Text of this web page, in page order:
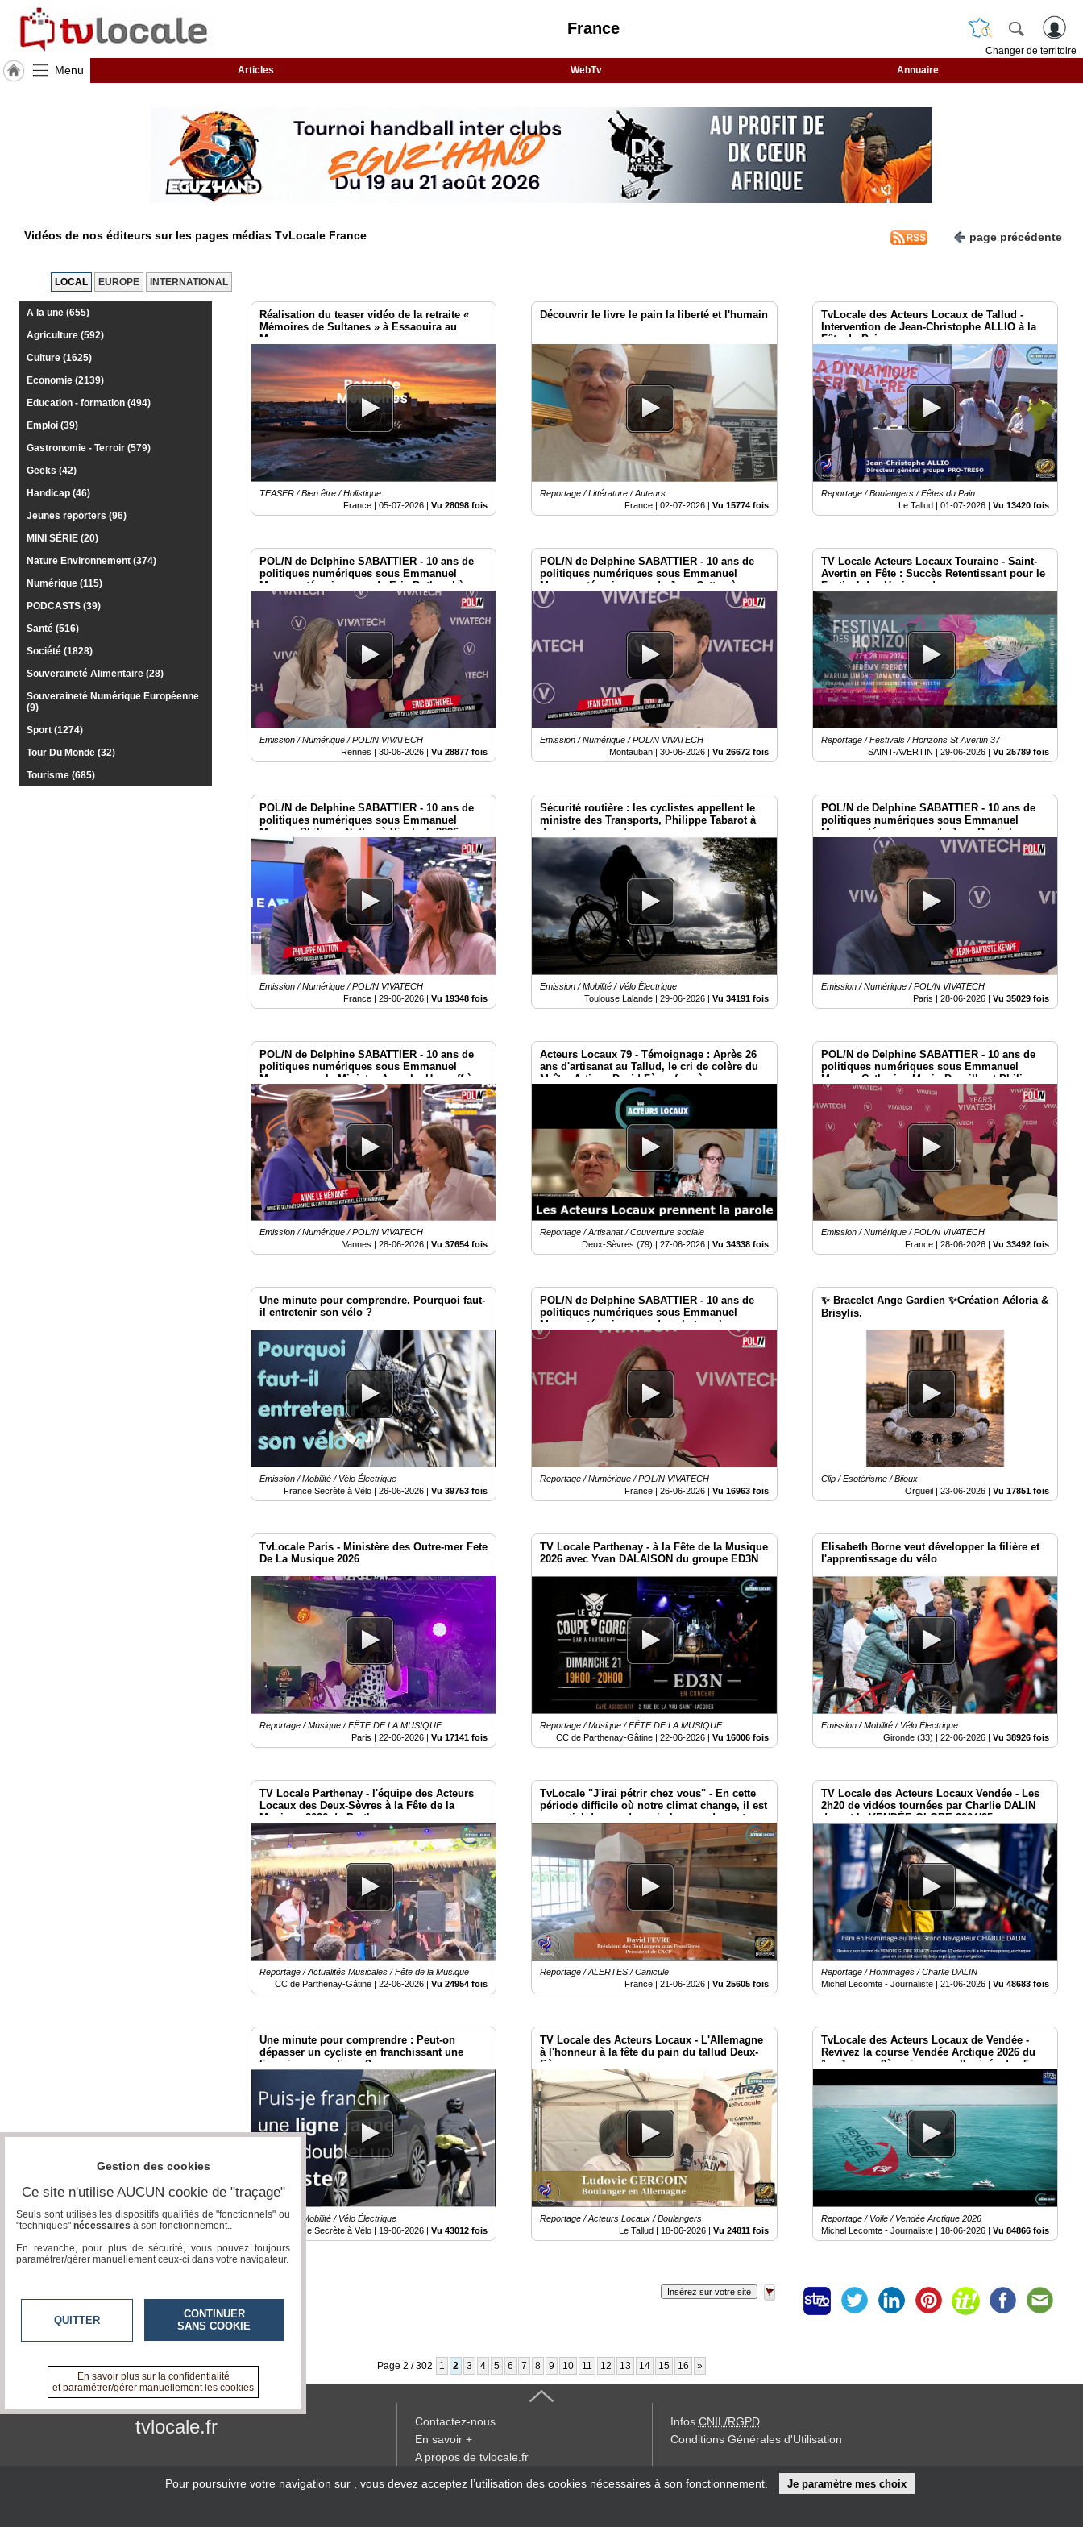
France
Changer de territoire
Menu Articles WebTv Annuaire
RUBRIQUES
Gazette
Vidéos
Blogs
Inscription
Accès
éditeur
Vidéos de nos éditeurs sur les pages médias TvLocale France page précédente
LOCAL EUROPE INTERNATIONAL
A la une (655)
Agriculture (592)
Culture (1625)
Economie (2139)
Education - formation (494)
Emploi (39)
Gastronomie - Terroir (579)
Geeks (42)
Handicap (46)
Jeunes reporters (96)
MINI SÉRIE (20)
Nature Environnement (374)
Numérique (115)
PODCASTS (39)
Santé (516)
Société (1828)
Souveraineté Alimentaire (28)
Souveraineté Numérique Européenne
(9)
Sport (1274)
Tour Du Monde (32)
Tourisme (685)
Réalisation du teaser vidéo de la retraite «
Mémoires de Sultanes » à Essaouira au
Maroc
TEASER / Bien être / Holistique
France |05-07-2026 |Vu 28098 fois
Découvrir le livre le pain la liberté et l'humain
Reportage / Littérature / Auteurs
France | 02-07-2026| Vu 15774 fois
TvLocale des Acteurs Locaux de Tallud -
Intervention de Jean-Christophe ALLIO à la
Fête du Pain
Reportage / Boulangers / Fêtes du Pain
Le Tallud |01-07-2026 |Vu 13420 fois
POL/N de Delphine SABATTIER - 10 ans de
politiques numériques sous Emmanuel
Macron : témoignages de Eric Bothorel à
Vivatech 2026
Emission / Numérique / POL/N VIVATECH
Rennes |30-06-2026 |Vu 28877 fois
POL/N de Delphine SABATTIER - 10 ans de
politiques numériques sous Emmanuel
Macron : témoignages de Jean Cattan à
Vivatech 2026
Emission / Numérique / POL/N VIVATECH
Montauban | 30-06-2026| Vu 26672 fois
TV Locale Acteurs Locaux Touraine - Saint-
Avertin en Fête : Succès Retentissant pour le
Festival des Horizons !
Reportage / Festivals / Horizons St Avertin 37
SAINT-AVERTIN |29-06-2026 |Vu 25789 fois
POL/N de Delphine SABATTIER - 10 ans de
politiques numériques sous Emmanuel
Macron Philippe Notton à Vivatech 2026
Emission / Numérique / POL/N VIVATECH
France |29-06-2026 |Vu 19348 fois
Sécurité routière : les cyclistes appellent le
ministre des Transports, Philippe Tabarot à
des actes concrets
Emission / Mobilité / Vélo Électrique
Toulouse Lalande | 29-06-2026| Vu 34191 fois
POL/N de Delphine SABATTIER - 10 ans de
politiques numériques sous Emmanuel
Macron : témoignages de Jean-Baptiste
Kempf à Vivatech 2026
Emission / Numérique / POL/N VIVATECH
Paris |28-06-2026 |Vu 35029 fois
POL/N de Delphine SABATTIER - 10 ans de
politiques numériques sous Emmanuel
Macron avec la Ministre Anne Le Henanff à
Vivatech 2026
Emission / Numérique / POL/N VIVATECH
Vannes |28-06-2026 |Vu 37654 fois
Acteurs Locaux 79 - Témoignage : Après 26
ans d'artisanat au Tallud, le cri de colère du
Maître Artisan David Fèvre face à son
assurance MAPA - MAB
Reportage / Artisanat / Couverture sociale
Deux-Sèvres (79) | 27-06-2026| Vu 34338 fois
POL/N de Delphine SABATTIER - 10 ans de
politiques numériques sous Emmanuel
Macron Catherine Morin-Desailly et Philippe
Latombe à Vivatech 2026
Emission / Numérique / POL/N VIVATECH
France |28-06-2026 |Vu 33492 fois
Une minute pour comprendre. Pourquoi faut-
il entretenir son vélo ?
Emission / Mobilité / Vélo Électrique
France Secrète à Vélo |26-06-2026 |Vu 39753 fois
POL/N de Delphine SABATTIER - 10 ans de
politiques numériques sous Emmanuel
Macron : témoignages dans le temple
Vivatech
Reportage / Numérique / POL/N VIVATECH
France | 26-06-2026| Vu 16963 fois
✨ Bracelet Ange Gardien ✨Création Aéloria &
Brisylis.
Clip / Esotérisme / Bijoux
Orgueil |23-06-2026 |Vu 17851 fois
TvLocale Paris - Ministère des Outre-mer Fete
De La Musique 2026
Reportage / Musique / FÊTE DE LA MUSIQUE
Paris |22-06-2026 |Vu 17141 fois
TV Locale Parthenay - à la Fête de la Musique
2026 avec Yvan DALAISON du groupe ED3N
Reportage / Musique / FÊTE DE LA MUSIQUE
CC de Parthenay-Gâtine | 22-06-2026| Vu 16006 fois
Elisabeth Borne veut développer la filière et
l'apprentissage du vélo
Emission / Mobilité / Vélo Électrique
Gironde (33) |22-06-2026 |Vu 38926 fois
TV Locale Parthenay - l'équipe des Acteurs
Locaux des Deux-Sèvres à la Fête de la
Musique 2026 de Parthenay
Reportage / Actualités Musicales / Fête de la Musique
CC de Parthenay-Gâtine |22-06-2026 |Vu 24954 fois
TvLocale "J'irai pétrir chez vous" - ​En cette
période difficile où notre climat change, il est
essentiel de prendre soin les uns des autres.
Reportage / ALERTES / Canicule
France | 21-06-2026| Vu 25605 fois
TV Locale des Acteurs Locaux Vendée - Les
2h20 de vidéos tournées par Charlie DALIN
durant le VENDÉE GLOBE 2024/25
Reportage / Hommages / Charlie DALIN
Michel Lecomte - Journaliste |21-06-2026 |Vu 48683 fois
Une minute pour comprendre : Peut-on
dépasser un cycliste en franchissant une
ligne jaune continue ?
Emission / Mobilité / Vélo Électrique
France Secrète à Vélo | 19-06-2026 |Vu 43012 fois
TV Locale des Acteurs Locaux - L'Allemagne
à l'honneur à la fête du pain du tallud Deux-
Sèvres
Reportage / Acteurs Locaux / Boulangers
Le Tallud | 18-06-2026| Vu 24811 fois
TvLocale des Acteurs Locaux de Vendée -
Revivez la course Vendée Arctique 2026 du
1er Jour au 8ème jour avec l'arrivée des 5
Reportage / Voile / Vendée Arctique 2026
Michel Lecomte - Journaliste | 18-06-2026 |Vu 84866 fois
Insérez sur votre site
Page 2 / 302 1 2 3 4 5 6 7 8 9 10 11 12 13 14 15 16 »
tvlocale.fr
Contactez-nous
En savoir +
A propos de tvlocale.fr
Devenir délégué
Infos CNIL/RGPD
Conditions Générales d'Utilisation
Pour poursuivre votre navigation sur , vous devez acceptez l’utilisation des cookies nécessaires à son fonctionnement. Je paramètre mes choix
Gestion des cookies
Ce site n'utilise AUCUN cookie de "traçage"
Seuls sont utilisés les dispositifs qualifiés de "fonctionnels" ou
"techniques" nécessaires à son fonctionnement..
En revanche, pour plus de sécurité, vous pouvez toujours
paramétrer/gérer manuellement ceux-ci dans votre navigateur.
QUITTER
CONTINUER
SANS COOKIE
En savoir plus sur la confidentialité
et paramétrer/gérer manuellement les cookies